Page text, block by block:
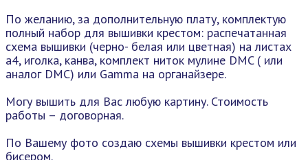
По желанию, за дополнительную плату, комплектую
полный набор для вышивки крестом: распечатанная
схема вышивки (черно- белая или цветная) на листах
а4, иголка, канва, комплект ниток мулине DMC ( или
аналог DMC) или Gamma на органайзере.
Могу вышить для Вас любую картину. Стоимость
работы – договорная.
По Вашему фото создаю схемы вышивки крестом или
бисером.